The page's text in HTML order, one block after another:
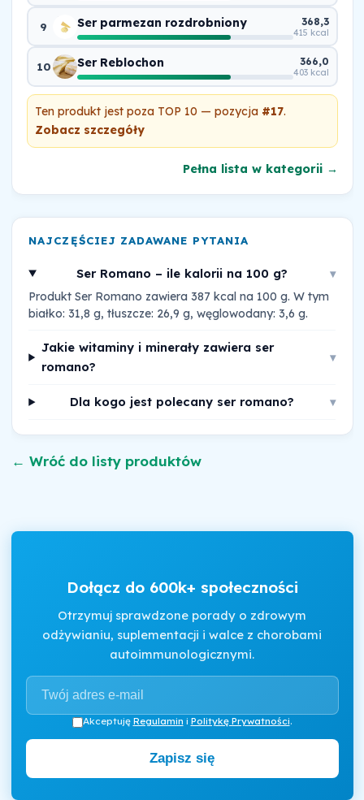
9 Ser parmezan rozdrobniony 368,3
415 kcal
10 Ser Reblochon 366,0
403 kcal
Ten produkt jest poza TOP 10 — pozycja #17.
Zobacz szczegóły
Pełna lista w kategorii →
NAJCZĘŚCIEJ ZADAWANE PYTANIA
Ser Romano – ile kalorii na 100 g? ▾
Produkt Ser Romano zawiera 387 kcal na 100 g. W tym
białko: 31,8 g, tłuszcze: 26,9 g, węglowodany: 3,6 g.
Jakie witaminy i minerały zawiera ser
romano?
▾
Dla kogo jest polecany ser romano? ▾
← Wróć do listy produktów
Dołącz do 600k+ społeczności
Otrzymuj sprawdzone porady o zdrowym
odżywianiu, suplementacji i walce z chorobami
autoimmunologicznymi.
Akceptuję Regulamin i Politykę Prywatności.
Zapisz się